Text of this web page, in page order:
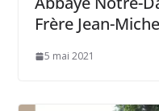
Frère Jean-
5 mai 2021